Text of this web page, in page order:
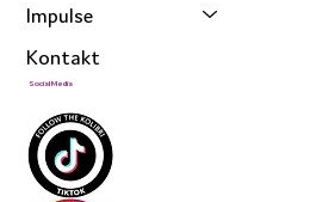
Impulse
Kontakt
Social Media